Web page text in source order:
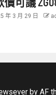
年 3 月 29 日
by AF